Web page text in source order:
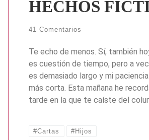
HECHOS
41 Comentarios
Te echo de menos. Sí, también
es cuestión de tiempo, pero a
es demasiado largo y mi
más corta. Esta mañana he
tarde en la que te caíste del
#Cartas #Hijos